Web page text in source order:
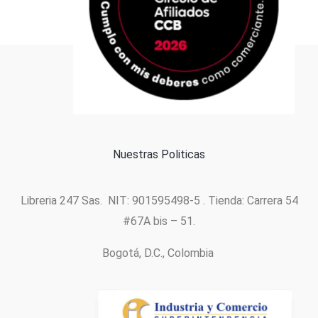
Formas de pago
Nuestras Politicas
Libreria 247 Sas. NIT: 901595498-5 . Tienda: Carrera 54
#67A bis – 51.
Bogotá, D.C., Colombia